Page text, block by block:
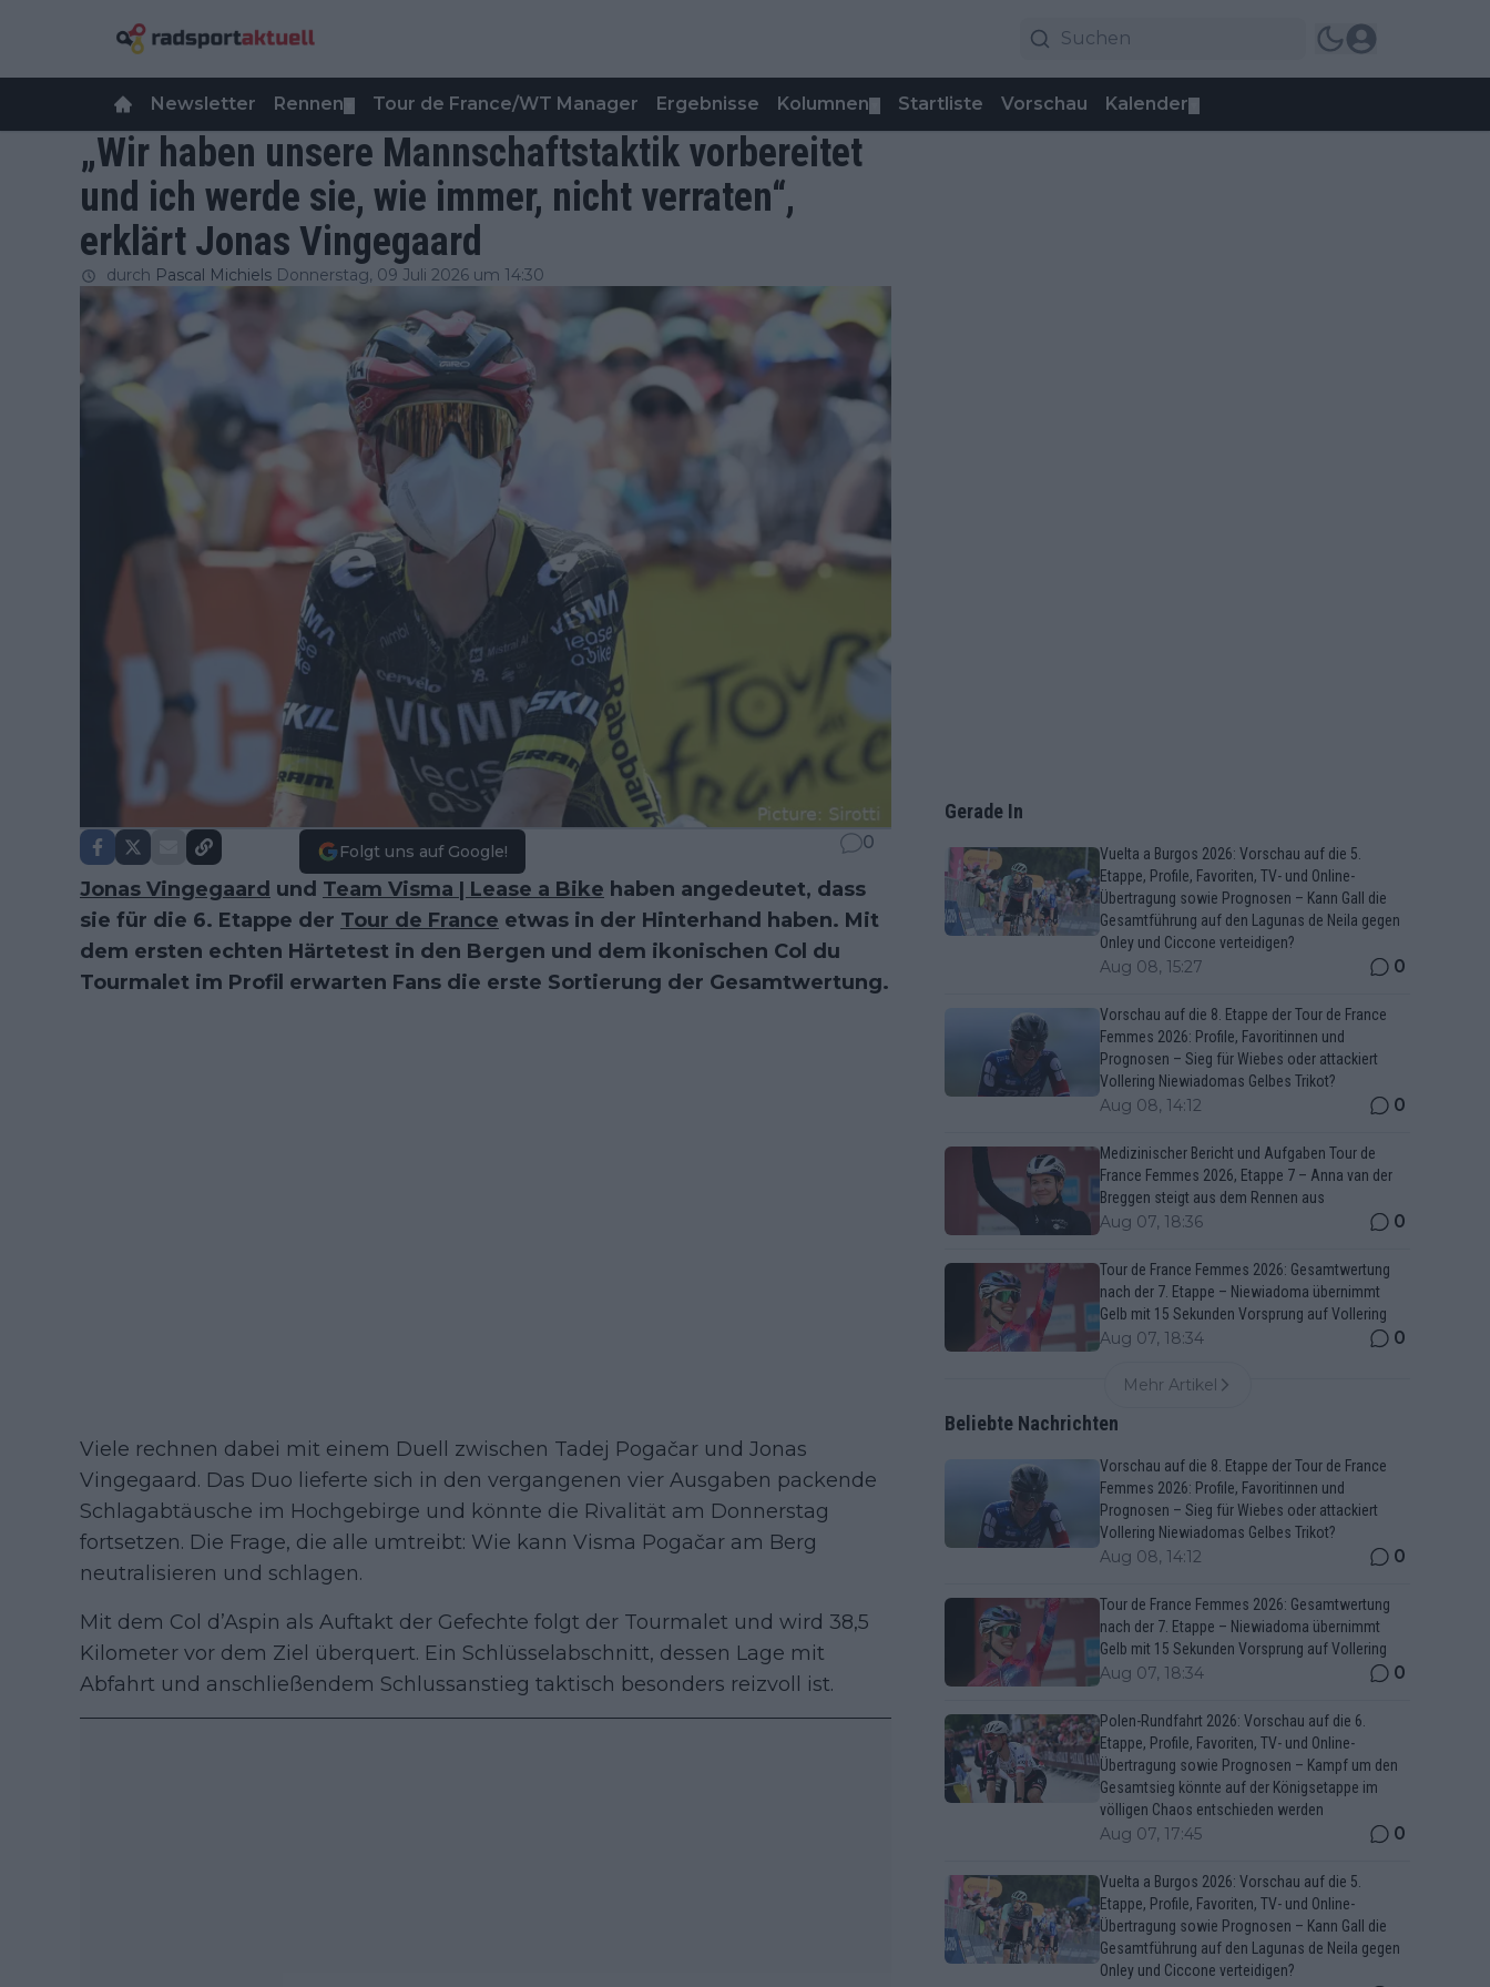
Newsletter Rennen Tour de France/WT Manager Ergebnisse Kolumnen Startliste Vorschau Kalender
„Wir haben unsere Mannschaftstaktik vorbereitet
und ich werde sie, wie immer, nicht verraten“,
erklärt Jonas Vingegaard
durch Pascal Michiels Donnerstag, 09 Juli 2026 um 14:30
Folgt uns auf Google! 0
Jonas Vingegaard und Team Visma | Lease a Bike haben angedeutet, dass
sie für die 6. Etappe der Tour de France etwas in der Hinterhand haben. Mit
dem ersten echten Härtetest in den Bergen und dem ikonischen Col du
Tourmalet im Profil erwarten Fans die erste Sortierung der Gesamtwertung.
Viele rechnen dabei mit einem Duell zwischen Tadej Pogačar und Jonas
Vingegaard. Das Duo lieferte sich in den vergangenen vier Ausgaben packende
Schlagabtäusche im Hochgebirge und könnte die Rivalität am Donnerstag
fortsetzen. Die Frage, die alle umtreibt: Wie kann Visma Pogačar am Berg
neutralisieren und schlagen.
Mit dem Col d’Aspin als Auftakt der Gefechte folgt der Tourmalet und wird 38,5
Kilometer vor dem Ziel überquert. Ein Schlüsselabschnitt, dessen Lage mit
Abfahrt und anschließendem Schlussanstieg taktisch besonders reizvoll ist.
Gerade In
Vuelta a Burgos 2026: Vorschau auf die 5.
Etappe, Profile, Favoriten, TV- und Online-
Übertragung sowie Prognosen – Kann Gall die
Gesamtführung auf den Lagunas de Neila gegen
Onley und Ciccone verteidigen?
Aug 08, 15:27 0
Vorschau auf die 8. Etappe der Tour de France
Femmes 2026: Profile, Favoritinnen und
Prognosen – Sieg für Wiebes oder attackiert
Vollering Niewiadomas Gelbes Trikot?
Aug 08, 14:12 0
Medizinischer Bericht und Aufgaben Tour de
France Femmes 2026, Etappe 7 – Anna van der
Breggen steigt aus dem Rennen aus
Aug 07, 18:36 0
Tour de France Femmes 2026: Gesamtwertung
nach der 7. Etappe – Niewiadoma übernimmt
Gelb mit 15 Sekunden Vorsprung auf Vollering
Aug 07, 18:34 0
Mehr Artikel
Beliebte Nachrichten
Vorschau auf die 8. Etappe der Tour de France
Femmes 2026: Profile, Favoritinnen und
Prognosen – Sieg für Wiebes oder attackiert
Vollering Niewiadomas Gelbes Trikot?
Aug 08, 14:12 0
Tour de France Femmes 2026: Gesamtwertung
nach der 7. Etappe – Niewiadoma übernimmt
Gelb mit 15 Sekunden Vorsprung auf Vollering
Aug 07, 18:34 0
Polen-Rundfahrt 2026: Vorschau auf die 6.
Etappe, Profile, Favoriten, TV- und Online-
Übertragung sowie Prognosen – Kampf um den
Gesamtsieg könnte auf der Königsetappe im
völligen Chaos entschieden werden
Aug 07, 17:45 0
Vuelta a Burgos 2026: Vorschau auf die 5.
Etappe, Profile, Favoriten, TV- und Online-
Übertragung sowie Prognosen – Kann Gall die
Gesamtführung auf den Lagunas de Neila gegen
Onley und Ciccone verteidigen?